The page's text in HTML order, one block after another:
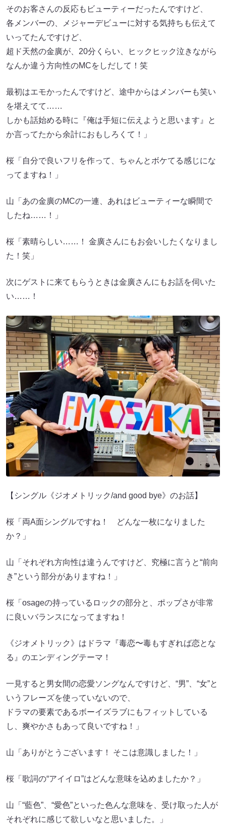
そのお客さんの反応もビューティーだったんですけど、
各メンバーの、メジャーデビューに対する気持ちも伝えて
いってたんですけど、
超ド天然の金廣が、20分くらい、ヒックヒック泣きながら
なんか違う方向性のMCをしだして！笑
最初はエモかったんですけど、途中からはメンバーも笑い
を堪えてて……
しかも話始める時に『俺は手短に伝えようと思います』と
か言ってたから余計におもしろくて！」
桜「自分で良いフリを作って、ちゃんとボケてる感じにな
ってますね！」
山「あの金廣のMCの一連、あれはビューティーな瞬間で
したね……！」
桜「素晴らしい……！ 金廣さんにもお会いしたくなりまし
た！笑」
次にゲストに来てもらうときは金廣さんにもお話を伺いた
い……！
【シングル《ジオメトリック/and good bye》のお話】
桜「両A面シングルですね！ どんな一枚になりました
か？」
山「それぞれ方向性は違うんですけど、究極に言うと“前向
き”という部分がありますね！」
桜「osageの持っているロックの部分と、ポップさが非常
に良いバランスになってますね！
《ジオメトリック》はドラマ『毒恋〜毒もすぎれば恋とな
る』のエンディングテーマ！
一見すると男女間の恋愛ソングなんですけど、“男”、“女”と
いうフレーズを使っていないので、
ドラマの要素であるボーイズラブにもフィットしている
し、爽やかさもあって良いですね！」
山「ありがとうございます！ そこは意識しました！」
桜「歌詞の“アイイロ”はどんな意味を込めましたか？」
山「“藍色”、“愛色”といった色んな意味を、受け取った人が
それぞれに感じて欲しいなと思いました。」